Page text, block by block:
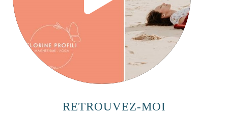
RETROUVEZ-MOI
y
V